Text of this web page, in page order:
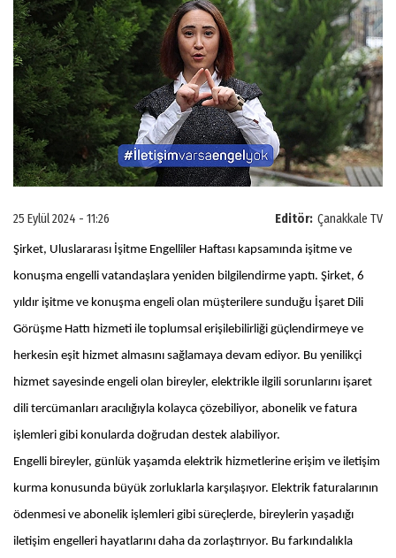
Editör: Çanakkale TV
25 Eylül 2024 - 11:26
Şirket, Uluslararası İşitme Engelliler Haftası kapsamında işitme ve
konuşma engelli vatandaşlara yeniden bilgilendirme yaptı. Şirket, 6
yıldır işitme ve konuşma engeli olan müşterilere sunduğu İşaret Dili
Görüşme Hattı hizmeti ile toplumsal erişilebilirliği güçlendirmeye ve
herkesin eşit hizmet almasını sağlamaya devam ediyor. Bu yenilikçi
hizmet sayesinde engeli olan bireyler, elektrikle ilgili sorunlarını işaret
dili tercümanları aracılığıyla kolayca çözebiliyor, abonelik ve fatura
işlemleri gibi konularda doğrudan destek alabiliyor.
Engelli bireyler, günlük yaşamda elektrik hizmetlerine erişim ve iletişim
kurma konusunda büyük zorluklarla karşılaşıyor. Elektrik faturalarının
ödenmesi ve abonelik işlemleri gibi süreçlerde, bireylerin yaşadığı
iletişim engelleri hayatlarını daha da zorlaştırıyor. Bu farkındalıkla